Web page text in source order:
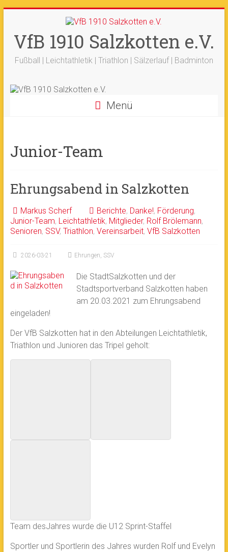
springen
VfB 1910 Salzkotten e.V.
Fußball | Leichtathletik | Triathlon | Sälzerlauf | Badminton
Menü
Junior-Team
Ehrungsabend in Salzkotten
Markus Scherf Berichte, Danke!, Förderung,
Junior-Team, Leichtathletik, Mitglieder, Rolf Brölemann,
Senioren, SSV, Triathlon, Vereinsarbeit, VfB Salzkotten
2026-03-21 Ehrungen, SSV
Die StadtSalzkotten und der
Stadtsportverband Salzkotten haben
am 20.03.2021 zum Ehrungsabend
eingeladen!
Der VfB Salzkotten hat in den Abteilungen Leichtathletik,
Triathlon und Junioren das Tripel geholt:
Team desJahres wurde die U12 Sprint-Staffel
Sportler und Sportlerin des Jahres wurden Rolf und Evelyn
+++ 21-03. -33. Sälzerlauf+++
Ergebnisse +++ Beitrag vom saelzer.tv
ist online
+++ Fotos sind online+++
+++ 18.-19.04. -Werfertage +++
Ok!